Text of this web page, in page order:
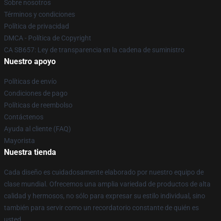
Sobre nosotros
Términos y condiciones
Política de privacidad
DMCA - Política de Copyright
CA SB657: Ley de transparencia en la cadena de suministro
Nuestro apoyo
Políticas de envío
Condiciones de pago
Políticas de reembolso
Contáctenos
Ayuda al cliente (FAQ)
Mayorista
Nuestra tienda
Cada diseño es cuidadosamente elaborado por nuestro equipo de
clase mundial. Ofrecemos una amplia variedad de productos de alta
calidad y hermosos, no sólo para expresar su estilo individual, sino
también para servir como un recordatorio constante de quién es